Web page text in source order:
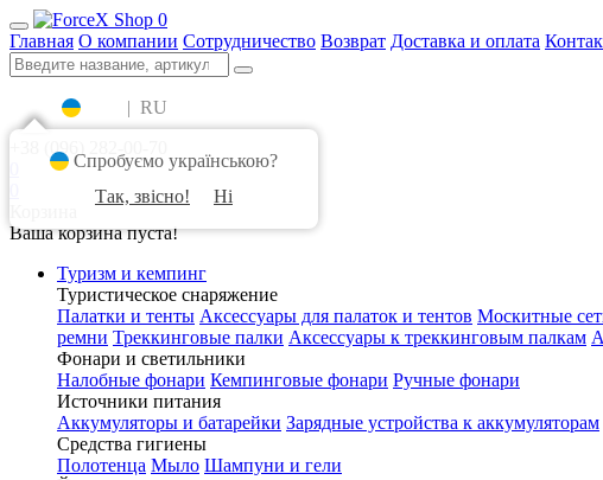
0
Главная О компании Сотрудничество Возврат Доставка и оплата
| RU
+38 (096) 282-00-70
Ваша корзина пуста!
Туризм и кемпинг
Туристическое снаряжение
Палатки и тенты Аксессуары для палаток и тентов Москитные
ремни Треккинговые палки Аксессуары к треккинговым палкам
Фонари и светильники
Налобные фонари Кемпинговые фонари Ручные фонари
Источники питания
Аккумуляторы и батарейки Зарядные устройства к аккумуляторам
Средства гигиены
Полотенца Мыло Шампуни и гели
Спробуємо українською?
Так, звісно!
Ні